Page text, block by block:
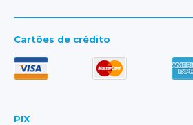
Cartões de crédito
PIX